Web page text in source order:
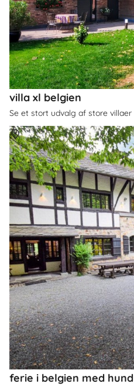
villa xl belgien
Se et stort udvalg af store villaer
ferie i belgien med hund
OmBelgien